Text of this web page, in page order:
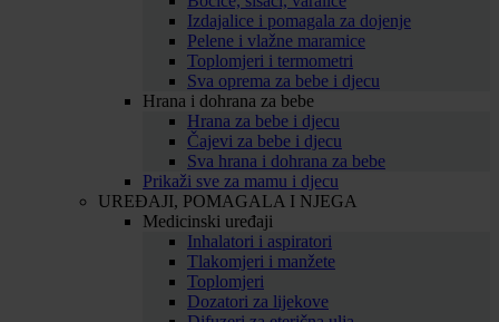
Izdajalice i pomagala za dojenje
Pelene i vlažne maramice
Toplomjeri i termometri
Sva oprema za bebe i djecu
Hrana i dohrana za bebe
Hrana za bebe i djecu
Čajevi za bebe i djecu
Sva hrana i dohrana za bebe
Prikaži sve za mamu i djecu
UREĐAJI, POMAGALA I NJEGA
Medicinski uređaji
Inhalatori i aspiratori
Tlakomjeri i manžete
Toplomjeri
Dozatori za lijekove